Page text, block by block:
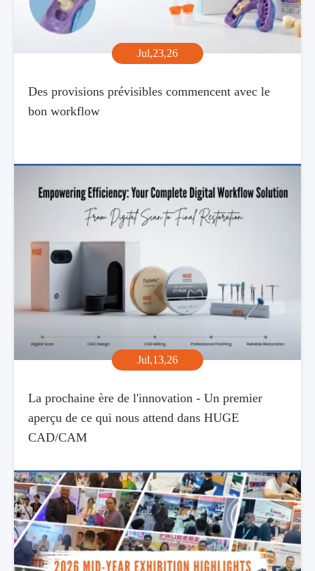
Jul,23,26
Des provisions prévisibles commencent avec le
bon workflow
Jul,13,26
La prochaine ère de l'innovation - Un premier
aperçu de ce qui nous attend dans HUGE
CAD/CAM